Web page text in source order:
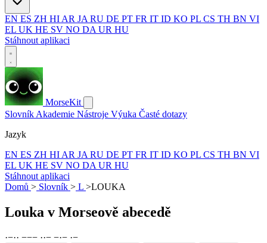
EN ES ZH HI AR JA RU DE PT FR IT ID KO PL CS TH BN VI
EL UK HE SV NO DA UR HU
Stáhnout aplikaci
MorseKit
Slovník Akademie Nástroje Výuka Časté dotazy
Jazyk
EN ES ZH HI AR JA RU DE PT FR IT ID KO PL CS TH BN VI
EL UK HE SV NO DA UR HU
Stáhnout aplikaci
Domů > Slovník > L >LOUKA
Louka v Morseově abecedě
·−·· −−− ··− −·− ·−